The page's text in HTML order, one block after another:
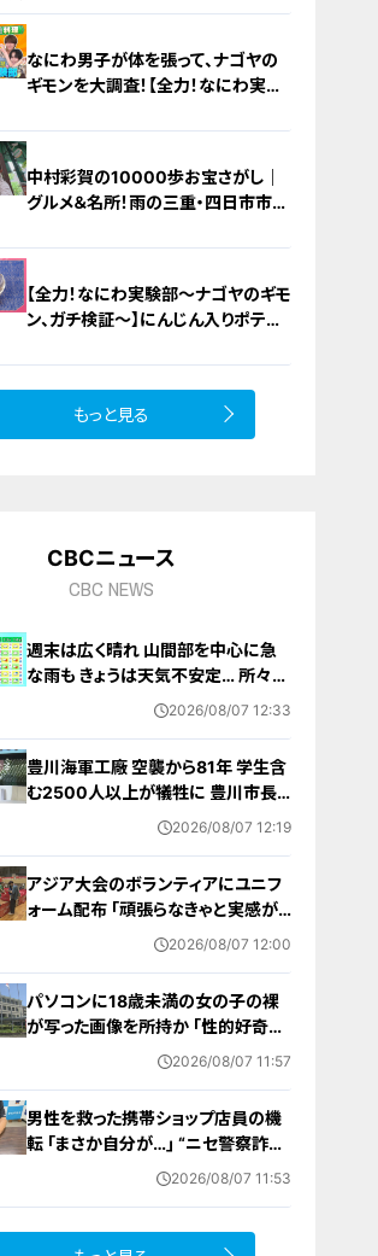
なにわ男子が体を張って、ナゴヤの
ギモンを大調査！【全力！なにわ実験
中村彩賀の10000歩お宝さがし｜
グルメ＆名所！雨の三重・四日市市で
【全力！なにわ実験部～ナゴヤのギモ
ン、ガチ検証～】にんじん入りポテト
もっと見る
CBCニュース
CBC NEWS
週末は広く晴れ 山間部を中心に急
な雨も きょうは天気不安定… 所々で
雨予想 愛知･名古屋･岐阜･三重の天
2026/08/07 12:33
豊川海軍工廠 空襲から81年 学生含
む2500人以上が犠牲に 豊川市長
｢恒久平和に向けて全力を尽くす｣ 平
2026/08/07 12:19
アジア大会のボランティアにユニフ
ォーム配布 ｢頑張らなきゃと実感が
湧いた｣ 名古屋･中区の愛知県体育
2026/08/07 12:00
パソコンに18歳未満の女の子の裸
が写った画像を所持か ｢性的好奇心
を満たす目的｣ 小学校講師の38歳
2026/08/07 11:57
男性を救った携帯ショップ店員の機
転 ｢まさか自分が…｣ “ニセ警察詐
欺”を間一髪で防ぐ 被害者が語る事
2026/08/07 11:53